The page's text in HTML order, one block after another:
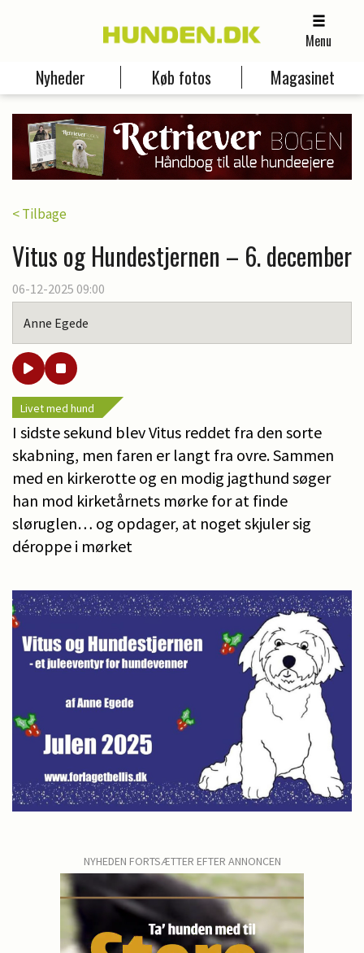
Menu
Nyheder Køb fotos Magasinet
< Tilbage
Vitus og Hundestjernen – 6. december
06-12-2025 09:00
Anne Egede
Livet med hund
I sidste sekund blev Vitus reddet fra den sorte
skabning, men faren er langt fra ovre. Sammen
med en kirkerotte og en modig jagthund søger
han mod kirketårnets mørke for at finde
sløruglen… og opdager, at noget skjuler sig
déroppe i mørket
NYHEDEN FORTSÆTTER EFTER ANNONCEN